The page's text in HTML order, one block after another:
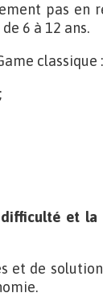
pas en
6 à 12 ans.
classique :
et
et de